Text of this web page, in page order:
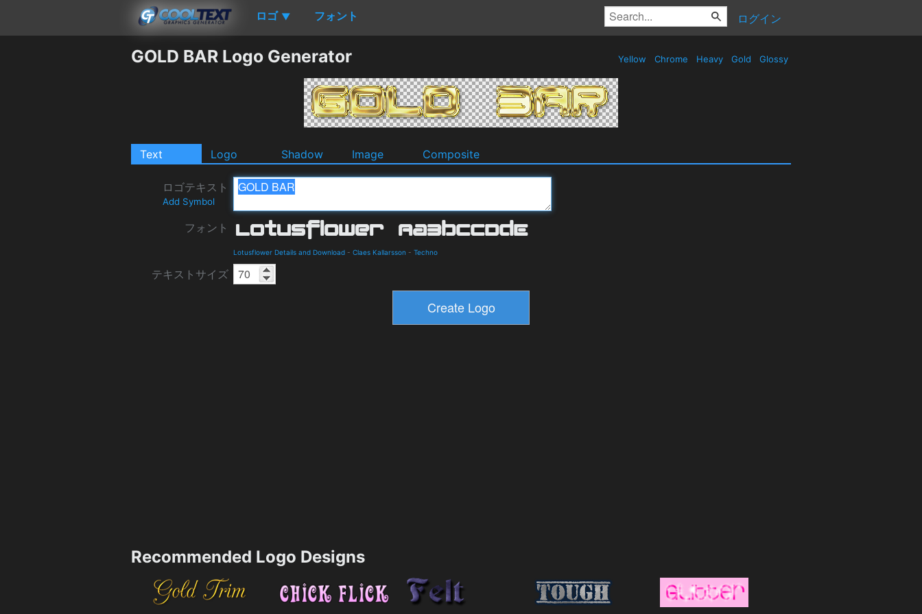
ロゴ ▼ フォント ログイン
GOLD BAR Logo Generator Yellow Chrome Heavy Gold Glossy
Text Logo Shadow Image Composite
ロゴテキスト
Add Symbol
フォント
Lotusflower Details and Download - Claes Kallarsson - Techno
テキストサイズ
Recommended Logo Designs